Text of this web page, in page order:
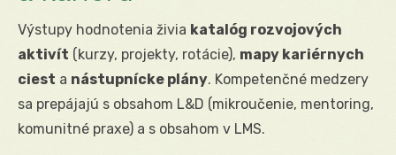
Výstupy hodnotenia živia katalóg rozvojových
aktivít (kurzy, projekty, rotácie), mapy kariérnych
ciest a nástupnícke plány. Kompetenčné medzery
sa prepájajú s obsahom L&D (mikroučenie, mentoring,
komunitné praxe) a s obsahom v LMS.